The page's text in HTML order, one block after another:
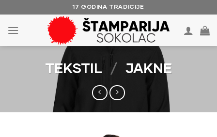
content
17 GODINA TRADICIJE
TEKSTIL / JAKNE